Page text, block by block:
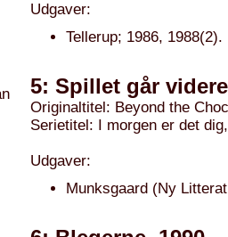
Udgaver:
Tellerup; 1986, 1988(2).
5: Spillet går
Originaltitel: Beyond the
Serietitel: I morgen er det
Udgaver:
Munksgaard (Ny